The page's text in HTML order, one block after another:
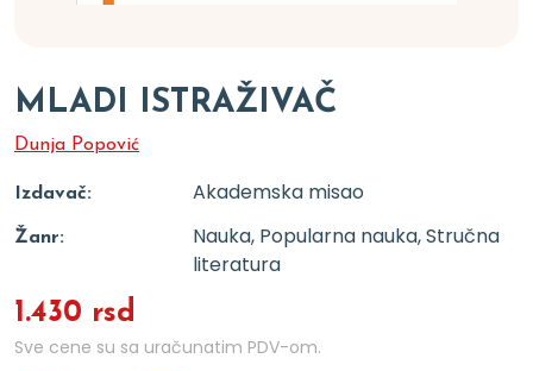
MLADI ISTRAŽIVAČ
Dunja Popović
Izdavač: Akademska misao
Žanr:
Nauka, Popularna nauka, Stručna
literatura
1.430 rsd
Sve cene su sa uračunatim PDV-om.